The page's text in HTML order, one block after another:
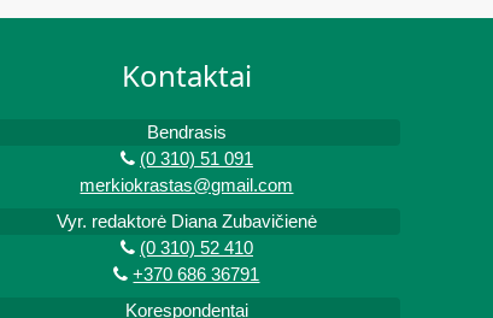
bendruomenės atstovams –
„Politikos inovacijų apdovanojimų“
ir artojų varžybose
Kontaktai
Bendrasis
(0 310) 51 091
merkiokrastas@gmail.com
Vyr. redaktorė Diana Zubavičienė
(0 310) 52 410
+370 686 36791
Korespondentai